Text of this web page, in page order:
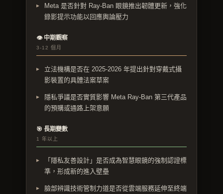
Meta 是否針對 Ray-Ban 眼鏡推出韌體更新，強化
錄影提示功能以回應輿論壓力
👁 中期觀察
3-12 個月
立法機構是否在 2025-2026 年提出針對穿戴式攝
影裝置的具體法案草案
隱私爭議是否實質影響 Meta Ray-Ban 第三代產品
的預購或通路上架意願
🎯 長期變數
1 年以上
「隱私友善設計」是否成為智慧眼鏡的強制認證標
準，形成新的進入壁壘
臉部辨識技術管制力道是否從雲端服務延伸至終端